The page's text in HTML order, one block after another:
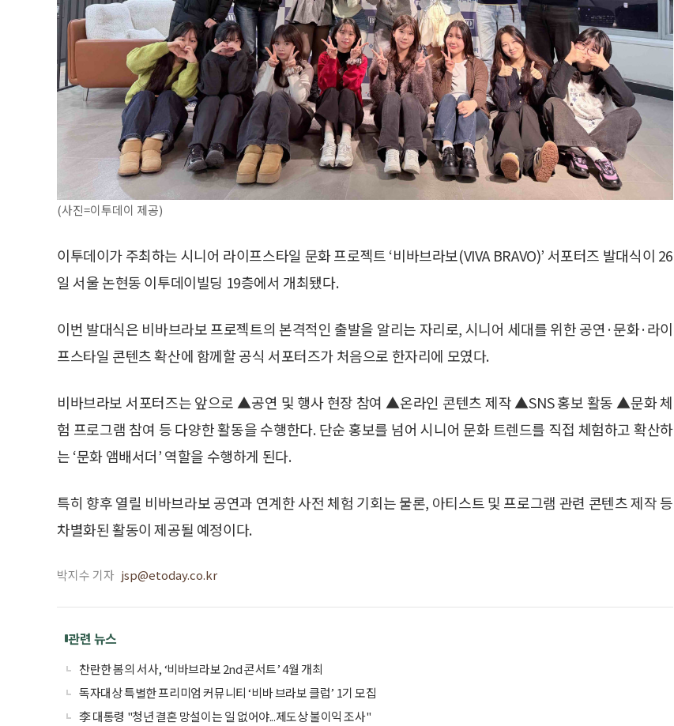
(사진=이투데이 제공)
이투데이가 주최하는 시니어 라이프스타일 문화 프로젝트 ‘비바브라보(VIVA BRAVO)’ 서포터즈 발대식이 26
일 서울 논현동 이투데이빌딩 19층에서 개최됐다.
이번 발대식은 비바브라보 프로젝트의 본격적인 출발을 알리는 자리로, 시니어 세대를 위한 공연·문화·라이
프스타일 콘텐츠 확산에 함께할 공식 서포터즈가 처음으로 한자리에 모였다.
비바브라보 서포터즈는 앞으로 ▲공연 및 행사 현장 참여 ▲온라인 콘텐츠 제작 ▲SNS 홍보 활동 ▲문화 체
험 프로그램 참여 등 다양한 활동을 수행한다. 단순 홍보를 넘어 시니어 문화 트렌드를 직접 체험하고 확산하
는 ‘문화 앰배서더’ 역할을 수행하게 된다.
특히 향후 열릴 비바브라보 공연과 연계한 사전 체험 기회는 물론, 아티스트 및 프로그램 관련 콘텐츠 제작 등
차별화된 활동이 제공될 예정이다.
박지수 기자 jsp@etoday.co.kr
관련 뉴스
찬란한 봄의 서사, ‘비바브라보 2nd 콘서트’ 4월 개최
독자대상 특별한 프리미엄 커뮤니티 ‘비바 브라보 클럽’ 1기 모집
李 대통령 "청년 결혼 망설이는 일 없어야...제도상 불이익 조사"